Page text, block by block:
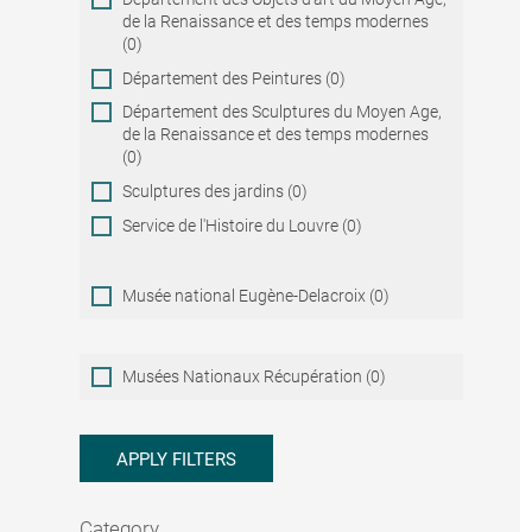
de la Renaissance et des temps modernes
(0)
Département des Peintures (0)
Département des Sculptures du Moyen Age,
de la Renaissance et des temps modernes
(0)
Sculptures des jardins (0)
Service de l'Histoire du Louvre (0)
Musée national Eugène-Delacroix (0)
Musées
Nationaux
Musées Nationaux Récupération (0)
APPLY FILTERS